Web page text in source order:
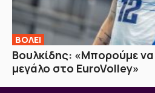
ΒOΛΕΙ
Βουλκίδης: «Μπορούμε
μεγάλο στο EuroVolley»